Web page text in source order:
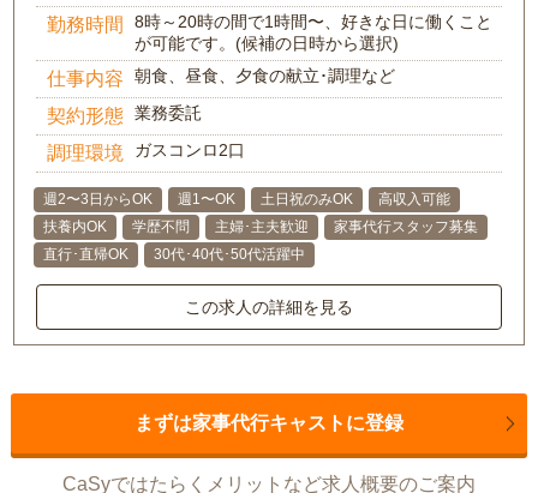
勤務時間
8時～20時の間で1時間〜、好きな日に働くこと
が可能です。(候補の日時から選択)
仕事内容 朝食、昼食、夕食の献立･調理など
契約形態 業務委託
調理環境 ガスコンロ2口
週2〜3日からOK 週1〜OK 土日祝のみOK
高収入可能
扶養内OK
学歴不問 主婦･主夫歓迎
家事代行スタッフ募集
直行･直帰OK
30代･40代･50代活躍中
この求人の詳細を見る
まずは家事代行キャストに登録
CaSyではたらくメリットなど求人概要のご案内